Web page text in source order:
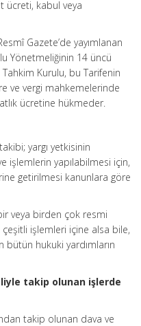
ücreti, kabul veya
Gazete’de yayımlanan
Yönetmeliğinin 14 üncü
Tahkim Kurulu, bu Tarifenin
ve vergi mahkemelerinde
ücretine hükmeder.
yargı yetkisinin
işlemlerin yapılabilmesi için,
getirilmesi kanunlara göre
veya birden çok resmi
işlemleri içine alsa bile,
bütün hukuki yardımların
takip olunan işlerde
takip olunan dava ve